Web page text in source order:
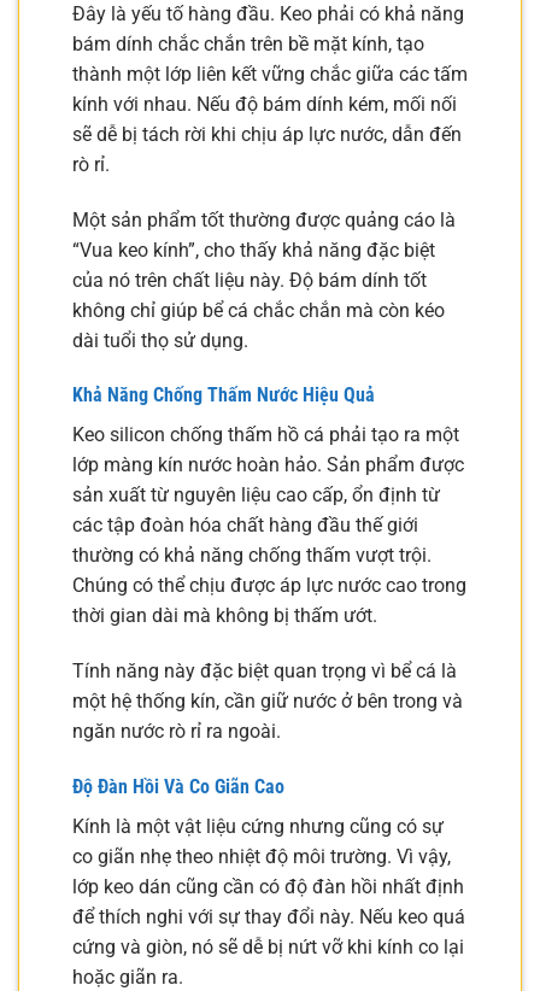
Đây là yếu tố hàng đầu. Keo phải có khả năng
bám dính chắc chắn trên bề mặt kính, tạo
thành một lớp liên kết vững chắc giữa các tấm
kính với nhau. Nếu độ bám dính kém, mối nối
sẽ dễ bị tách rời khi chịu áp lực nước, dẫn đến
rò rỉ.
Một sản phẩm tốt thường được quảng cáo là
“Vua keo kính”, cho thấy khả năng đặc biệt
của nó trên chất liệu này. Độ bám dính tốt
không chỉ giúp bể cá chắc chắn mà còn kéo
dài tuổi thọ sử dụng.
Khả Năng Chống Thấm Nước Hiệu Quả
Keo silicon chống thấm hồ cá phải tạo ra một
lớp màng kín nước hoàn hảo. Sản phẩm được
sản xuất từ nguyên liệu cao cấp, ổn định từ
các tập đoàn hóa chất hàng đầu thế giới
thường có khả năng chống thấm vượt trội.
Chúng có thể chịu được áp lực nước cao trong
thời gian dài mà không bị thấm ướt.
Tính năng này đặc biệt quan trọng vì bể cá là
một hệ thống kín, cần giữ nước ở bên trong và
ngăn nước rò rỉ ra ngoài.
Độ Đàn Hồi Và Co Giãn Cao
Kính là một vật liệu cứng nhưng cũng có sự
co giãn nhẹ theo nhiệt độ môi trường. Vì vậy,
lớp keo dán cũng cần có độ đàn hồi nhất định
để thích nghi với sự thay đổi này. Nếu keo quá
cứng và giòn, nó sẽ dễ bị nứt vỡ khi kính co lại
hoặc giãn ra.